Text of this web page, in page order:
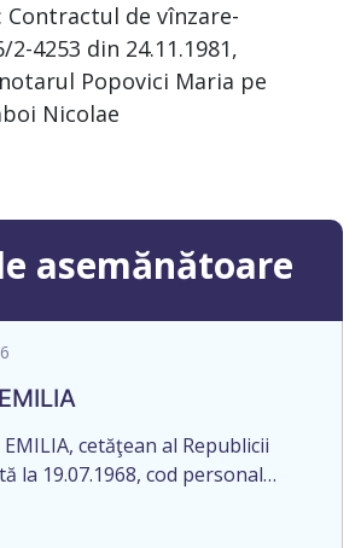
de vînzare-
4253 din 24.11.1981,
Popovici Maria pe
Nicolae
asemănătoare
EMILIA, cetăţean al Republicii
la 19.07.1968, cod personal
Comarovca, aduce la